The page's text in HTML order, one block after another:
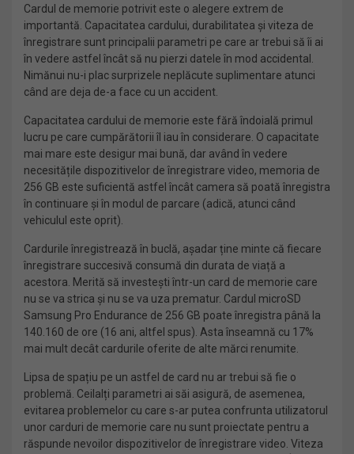
Cardul de memorie potrivit este o alegere extrem de
importantă. Capacitatea cardului, durabilitatea și viteza de
înregistrare sunt principalii parametri pe care ar trebui să îi ai
în vedere astfel încât să nu pierzi datele în mod accidental.
Nimănui nu-i plac surprizele neplăcute suplimentare atunci
când are deja de-a face cu un accident.
Capacitatea cardului de memorie este fără îndoială primul
lucru pe care cumpărătorii îl iau în considerare. O capacitate
mai mare este desigur mai bună, dar având în vedere
necesitățile dispozitivelor de înregistrare video, memoria de
256 GB este suficientă astfel încât camera să poată înregistra
în continuare și în modul de parcare (adică, atunci când
vehiculul este oprit).
Cardurile înregistrează în buclă, așadar ține minte că fiecare
înregistrare succesivă consumă din durata de viață a
acestora. Merită să investești într-un card de memorie care
nu se va strica și nu se va uza prematur. Cardul microSD
Samsung Pro Endurance de 256 GB poate înregistra până la
140.160 de ore (16 ani, altfel spus). Asta înseamnă cu 17%
mai mult decât cardurile oferite de alte mărci renumite.
Lipsa de spațiu pe un astfel de card nu ar trebui să fie o
problemă. Ceilalți parametri ai săi asigură, de asemenea,
evitarea problemelor cu care s-ar putea confrunta utilizatorul
unor carduri de memorie care nu sunt proiectate pentru a
răspunde nevoilor dispozitivelor de înregistrare video. Viteza